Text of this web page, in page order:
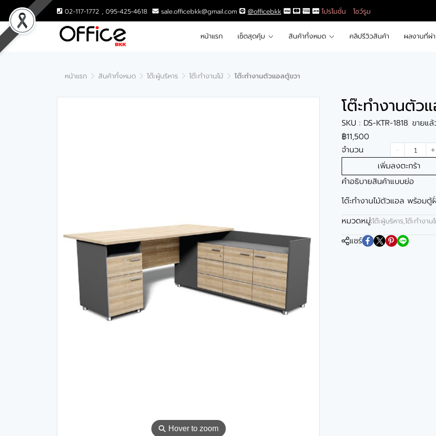
02-117-1772 , 095-425-4618 sale.officebkk@gmail.com @officebkk โปรโมชั่น โชว์รูม
หน้าแรก เซ็ตสุดคุ้ม สินค้าทั้งหมด คลิปรีวิวสินค้า ผลงานที่ผ่
หน้าแรก สินค้าทั้งหมด โต๊ะผู้บริหาร โต๊ะทำงานไม้ โต๊ะทำงานตัวแอลตู้ขวา
⚲ Hover to zoom
โต๊ะทำงานตัว
SKU : DS-KTR-1818 ขายแ
฿11,500
จำนวน
เพิ่มลงตะกร้า
คำอธิบายสินค้าแบบย่อ
โต๊ะทำงานไม้ตัวแอล พร้อม
หมวดหมู่:โต๊ะผู้บริหาร,โต๊ะทำงาน
แชร์